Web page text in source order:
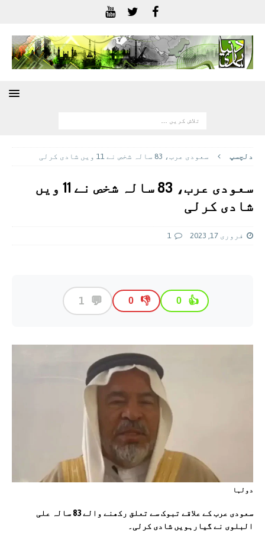
دلچسپ سعودی عرب، 83 سالہ شخص نے 11 ویں شادی کرلی
سعودی عرب، 83 سالہ شخص نے 11 ویں
شادی کرلی
فروری 17, 2023 1
👍
0
👎
0
💬
1
دولہا
سعودی عرب کے علاقے تبوک سے تعلق رکھنے والے 83 سالہ علی
البلوی نے گیارہویں شادی کرلی۔